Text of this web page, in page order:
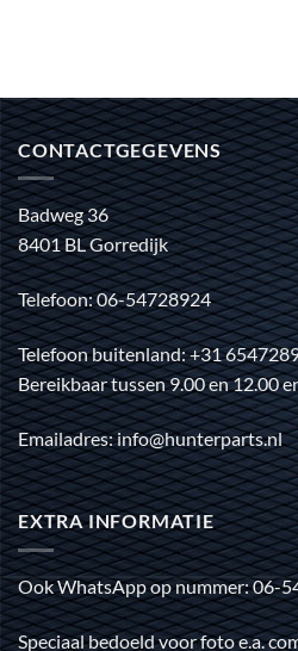
CONTACTGEGEVENS
Badweg 36
8401 BL Gorredijk
Telefoon: 06-54728924
Telefoon buitenland: +31
Bereikbaar tussen 9.00 en 12.00
Emailadres: info@hunterparts.nl
EXTRA INFORMATIE
Ook WhatsApp op nummer: 06-
Speciaal bedoeld voor foto e.a.